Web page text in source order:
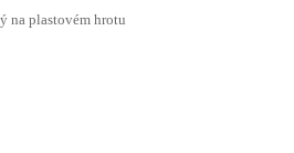
na plastovém hrotu